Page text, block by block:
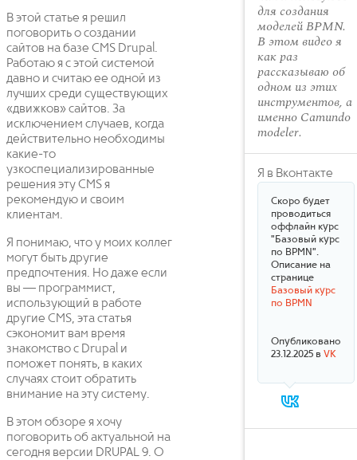
В этой статье я решил
поговорить о создании
сайтов на базе CMS Drupal.
Работаю я с этой системой
давно и считаю ее одной из
лучших среди существующих
«движков» сайтов. За
исключением случаев, когда
действительно необходимы
какие-то
узкоспециализированные
решения эту CMS я
рекомендую и своим
клиентам.
Я понимаю, что у моих коллег
могут быть другие
предпочтения. Но даже если
вы — программист,
использующий в работе
другие CMS, эта статья
сэкономит вам время
знакомство с Drupal и
поможет понять, в каких
случаях стоит обратить
внимание на эту систему.
В этом обзоре я хочу
поговорить об актуальной на
сегодня версии DRUPAL 9. О
для создания
моделей BPMN.
В этом видео я
как раз
рассказываю об
одном из этих
инструментов, а
именно Camundo
modeler.
Я в Вконтакте
Скоро будет
проводиться
оффлайн курс
"Базовый курс
по BPMN".
Описание на
странице
Базовый курс
по BPMN
Опубликовано
23.12.2025 в VK